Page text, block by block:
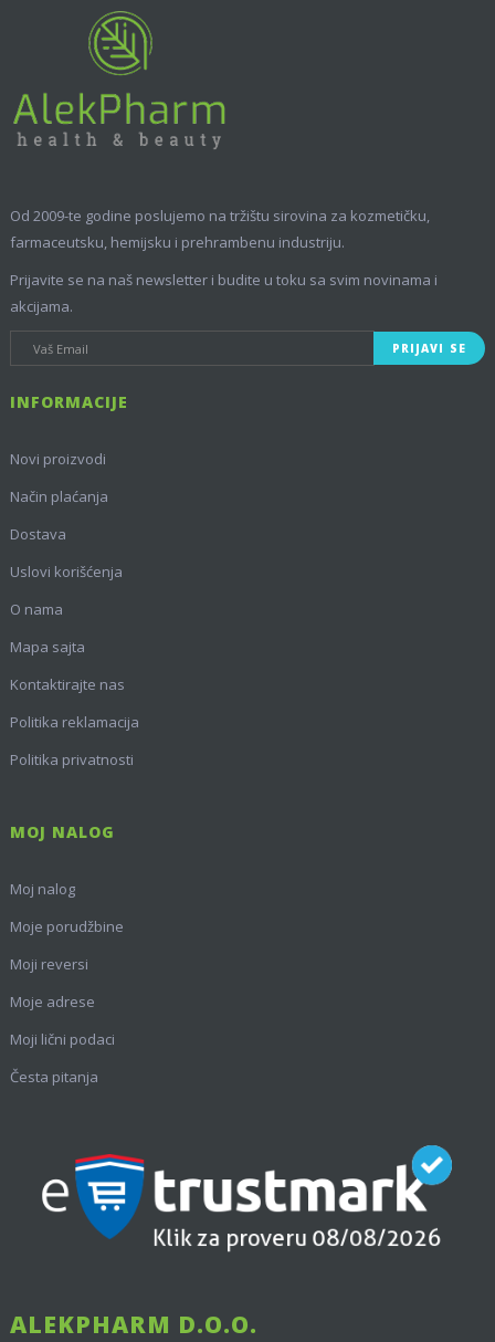
Od 2009-te godine poslujemo na tržištu sirovina za kozmetičku,
farmaceutsku, hemijsku i prehrambenu industriju.
Prijavite se na naš newsletter i budite u toku sa svim novinama i
akcijama.
PRIJAVI SE
INFORMACIJE
Novi proizvodi
Način plaćanja
Dostava
Uslovi korišćenja
O nama
Mapa sajta
Kontaktirajte nas
Politika reklamacija
Politika privatnosti
MOJ NALOG
Moj nalog
Moje porudžbine
Moji reversi
Moje adrese
Moji lični podaci
Česta pitanja
ALEKPHARM D.O.O.